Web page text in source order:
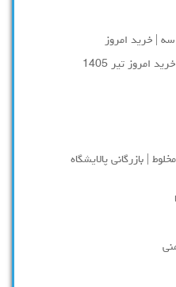
تیر 1405
| بازرگانی پالایشگاه